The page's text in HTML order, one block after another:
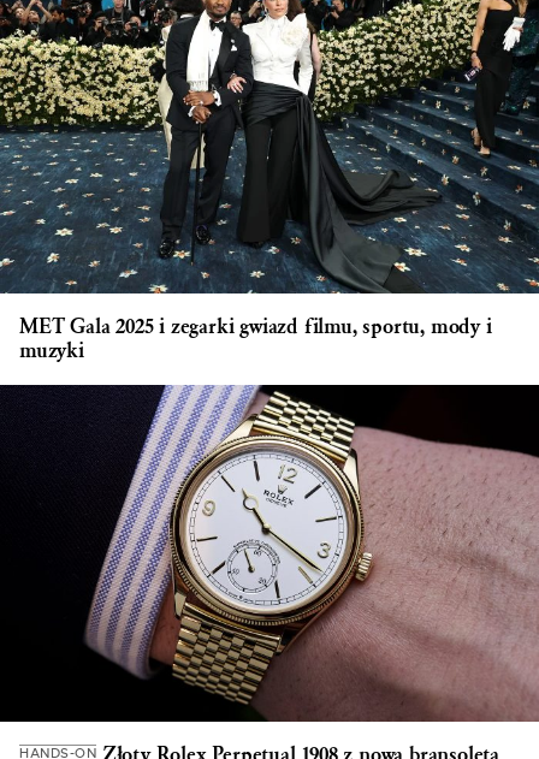
MET Gala 2025 i zegarki gwiazd filmu, sportu, mody i
muzyki
HANDS-ON